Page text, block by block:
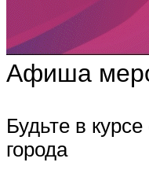
Афиша
Будьте в
города